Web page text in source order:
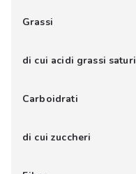
Grassi
di cui acidi grassi saturi
Carboidrati
di cui zuccheri